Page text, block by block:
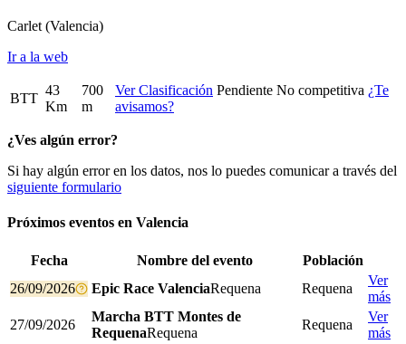
Carlet (Valencia)
Ir a la web
BTT
43
Km
700
m
Ver Clasificación Pendiente No competitiva ¿Te
avisamos?
¿Ves algún error?
Si hay algún error en los datos, nos lo puedes comunicar a través del
siguiente formulario
Próximos eventos en Valencia
Fecha Nombre del evento
Población
26/09/2026
Epic Race ValenciaRequena Requena
Ver
más
27/09/2026
Marcha BTT Montes de
RequenaRequena
Requena
Ver
más